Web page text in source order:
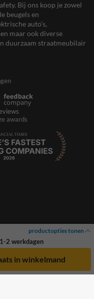
productopties tonen
2 werkdagen
Bij ons koop je zowel
beugels en
auto’s,
maar ook diverse
duurzaam straatmeubilair
awards
voorbehouden.